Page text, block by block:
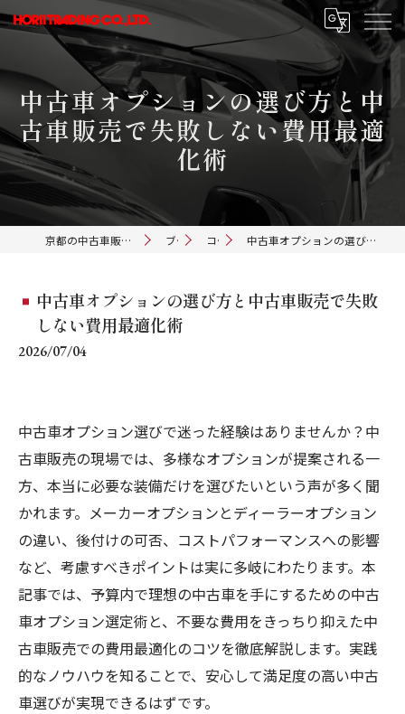
中古車オプションの選び方と中
古車販売で失敗しない費用最適
化術
京都の中古車販売ならホリイトレーディング ブログ コラム 中古車オプションの選び方と中古車販売で失敗しない費用最適化術
中古車オプションの選び方と中古車販売で失敗
しない費用最適化術
2026/07/04
中古車オプション選びで迷った経験はありませんか？中
古車販売の現場では、多様なオプションが提案される一
方、本当に必要な装備だけを選びたいという声が多く聞
かれます。メーカーオプションとディーラーオプション
の違い、後付けの可否、コストパフォーマンスへの影響
など、考慮すべきポイントは実に多岐にわたります。本
記事では、予算内で理想の中古車を手にするための中古
車オプション選定術と、不要な費用をきっちり抑えた中
古車販売での費用最適化のコツを徹底解説します。実践
的なノウハウを知ることで、安心して満足度の高い中古
車選びが実現できるはずです。